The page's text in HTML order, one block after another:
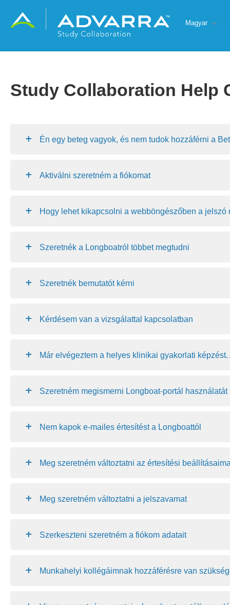
Magyar
Study Collaboration Help
Én egy beteg vagyok, és nem tudok hozzáférni a
Aktiválni szeretném a fiókomat
Hogy lehet kikapcsolni a webböngészőben a jelszó
Szeretnék a Longboatról többet megtudni
Szeretnék bemutatót kérni
Kérdésem van a vizsgálattal kapcsolatban
Már elvégeztem a helyes klinikai gyakorlati
Szeretném megismerni Longboat-portál használatát
Nem kapok e-mailes értesítést a Longboattól
Meg szeretném változtatni az értesítési
Meg szeretném változtatni a jelszavamat
Szerkeszteni szeretném a fiókom adatait
Munkahelyi kollégáimnak hozzáférésre van